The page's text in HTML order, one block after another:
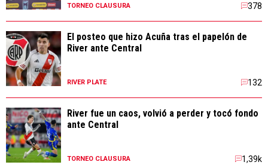
TORNEO CLAUSURA 378
El posteo que hizo Acuña tras el papelón de
River ante Central
RIVER PLATE 132
River fue un caos, volvió a perder y tocó fondo
ante Central
TORNEO CLAUSURA 1,39k